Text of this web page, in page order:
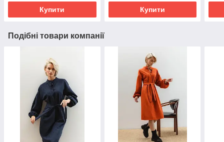
Купити Купити
Подібні товари компанії